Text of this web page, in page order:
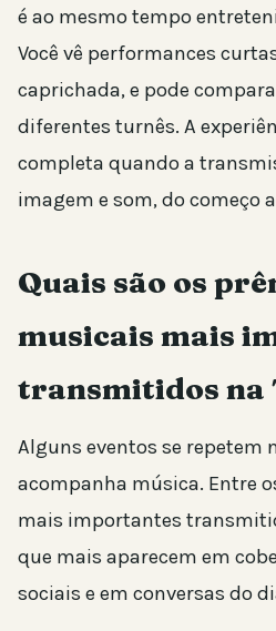
é ao mesmo tempo
Você vê performances
caprichada, e pode
diferentes turnês. A
completa quando a
imagem e som, do começo
Quais são os
musicais mais
transmitidos na
Alguns eventos se repetem
acompanha música. Entre
mais importantes
que mais aparecem em
sociais e em conversas do